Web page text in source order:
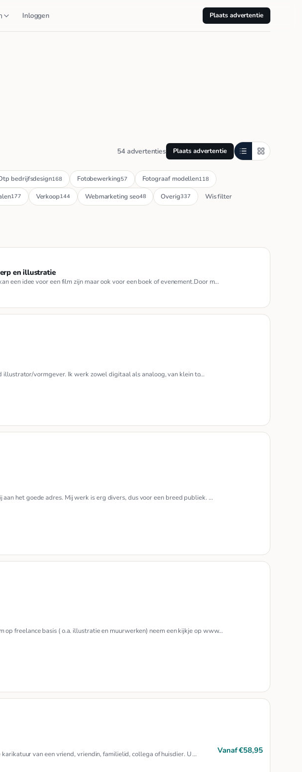
Inloggen Plaats advertentie
54 advertenties Plaats advertentie
bedrijfsdesign168 Fotobewerking57 Fotograaf modellen118
177 Verkoop144 Webmarketing seo48 Overig337 Wis filter
en illustratie
een idee voor een film zijn maar ook voor een boek of evenement.Door m…
illustrator/vormgever. Ik werk zowel digitaal als analoog, van klein to…
het goede adres. Mij werk is erg divers, dus voor een breed publiek. …
op freelance basis ( o.a. illustratie en muurwerken) neem een kijkje op www…
van een vriend, vriendin, familielid, collega of huisdier. U …
Vanaf €58,95